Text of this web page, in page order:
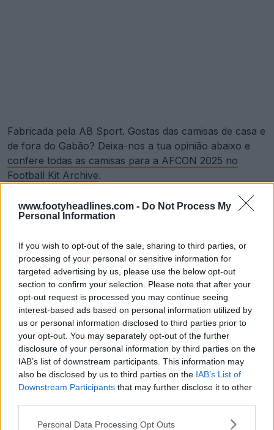
www.footyheadlines.com - Do Not Process My
Personal Information
If you wish to opt-out of the sale, sharing to third parties, or
processing of your personal or sensitive information for
targeted advertising by us, please use the below opt-out
section to confirm your selection. Please note that after your
opt-out request is processed you may continue seeing
interest-based ads based on personal information utilized by
us or personal information disclosed to third parties prior to
your opt-out. You may separately opt-out of the further
disclosure of your personal information by third parties on the
IAB’s list of downstream participants. This information may
also be disclosed by us to third parties on the IAB’s List of
Downstream Participants that may further disclose it to other
Personal Data Processing Opt Outs
Fabricada pela AB Sport. Gostas das camisas de casa e
de fora do Gabão? Deixa-nos a tua opinião abaixo e
confere todas as camisas para a AFCON 2025 no
Football Kit Archive.
Mostrar Comentários
AB Sport Africa Cup of Nations Gabon
International
Camisas
Compartilhar